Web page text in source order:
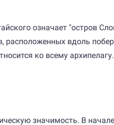
означает "остров
расположенных вдоль
ко всему
значимость. В